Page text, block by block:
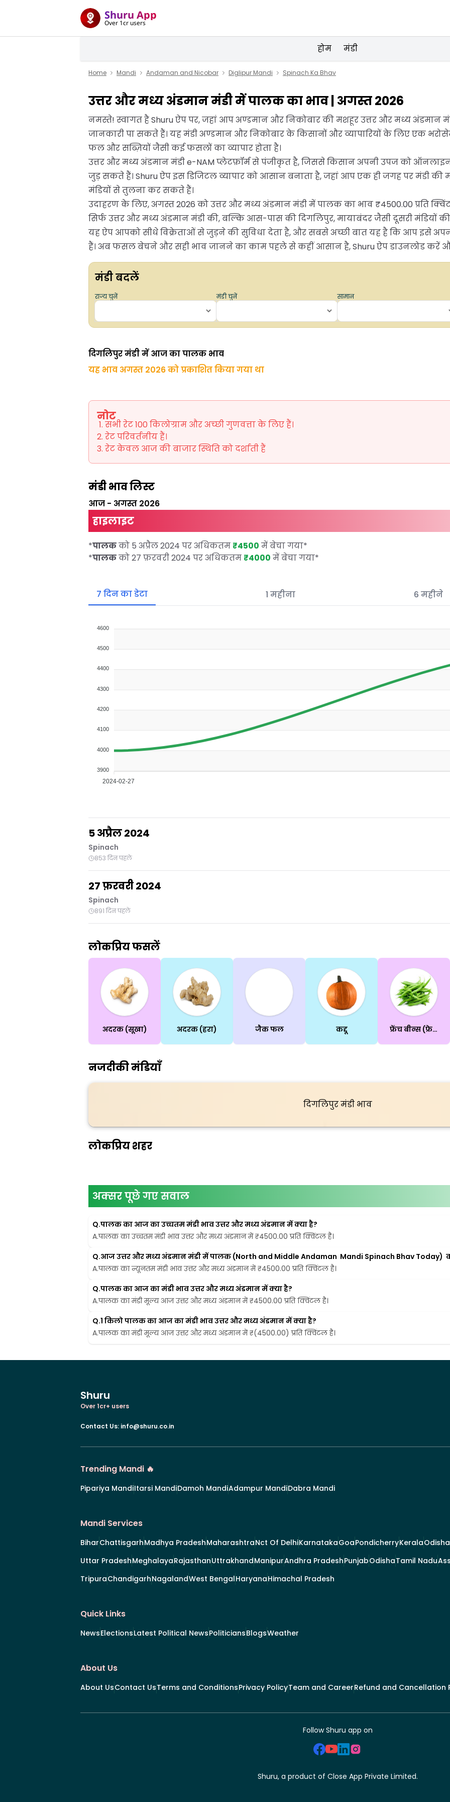
Shuru App
Over 1cr users
होम मंडी
Home Mandi Andaman and Nicobar Diglipur Mandi Spinach Ka Bhav
उत्तर और मध्य अंडमान मंडी में पालक का भाव | अगस्त 2026
नमस्ते! स्वागत है Shuru ऐप पर, जहां आप अण्डमान और निकोबार की मशहूर उत्तर और मध्य अंडमान
जानकारी पा सकते हैं। यह मंडी अण्डमान और निकोबार के किसानों और व्यापारियों के लिए एक
फल और सब्ज़ियों जैसी कई फसलों का व्यापार होता है।
उत्तर और मध्य अंडमान मंडी e-NAM प्लेटफ़ॉर्म से पंजीकृत है, जिससे किसान अपनी उपज को
जुड़ सकते हैं। Shuru ऐप इस डिजिटल व्यापार को आसान बनाता है, जहां आप एक ही जगह पर मंडी की
मंडियों से तुलना कर सकते हैं।
उदाहरण के लिए, अगस्त 2026 को उत्तर और मध्य अंडमान मंडी में पालक का भाव ₹4500.00 प्रति
सिर्फ उत्तर और मध्य अंडमान मंडी की, बल्कि आस-पास की दिगलिपुर, मायाबंदर जैसी दूसरी मंडियों
यह ऐप आपको सीधे विक्रेताओं से जुड़ने की सुविधा देता है, और सबसे अच्छी बात यह है कि आप इसे
हैं। अब फसल बेचने और सही भाव जानने का काम पहले से कहीं आसान है, Shuru ऐप डाउनलोड करें
मंडी बदलें
राज्य चुनें मंडी चुनें सामान
दिगलिपुर मंडी में आज का पालक भाव
यह भाव अगस्त 2026 को प्रकाशित किया गया था
नोट
सभी रेट 100 किलोग्राम और अच्छी गुणवत्ता के लिए हैं।
रेट परिवर्तनीय हैं।
रेट केवल आज की बाजार स्थिति को दर्शाती हैं
मंडी भाव लिस्ट
आज - अगस्त 2026
हाइलाइट
*पालकको 5 अप्रैल 2024 पर अधिकतम ₹4500 में बेचा गया*
*पालकको 27 फ़रवरी 2024 पर अधिकतम ₹4000 में बेचा गया*
7 दिन का डेटा 1 महीना 6 महीने
4600
4500
4400
4300
4200
4100
4000
3900
2024-02-27
5 अप्रैल 2024
Spinach
853 दिन पहले
27 फ़रवरी 2024
Spinach
891 दिन पहले
लोकप्रिय फसलें
अदरक (सूखा) अदरक (हरा) जैक फल कद्दू फ्रेंच बीन्स (फ्रेसबीन)
नजदीकी मंडियाँ
दिगलिपुर मंडी भाव
लोकप्रिय शहर
अक्सर पूछे गए सवाल
Q.पालक का आज का उच्चतम मंडी भाव उत्तर और मध्य अंडमान में क्या है?
A.पालक का उच्चतम मंडी भाव उत्तर और मध्य अंडमान में ₹4500.00 प्रति क्विंटल है।
Q.आज उत्तर और मध्य अंडमान मंडी में पालक (North and Middle Andaman  Mandi Spinach Bhav Today)
A.पालक का न्यूनतम मंडी भाव उत्तर और मध्य अंडमान में ₹4500.00 प्रति क्विंटल है।
Q.पालक का आज का मंडी भाव उत्तर और मध्य अंडमान में क्या है?
A.पालक का मंडी मूल्य आज उत्तर और मध्य अंडमान में ₹4500.00 प्रति क्विंटल है।
Q.1 किलो पालक का आज का मंडी भाव उत्तर और मध्य अंडमान में क्या है?
A.पालक का मंडी मूल्य आज उत्तर और मध्य अंडमान में ₹(4500.00) प्रति क्विंटल है।
Shuru
Over 1cr+ users
Contact Us: info@shuru.co.in
Trending Mandi 🔥
Pipariya MandiItarsi MandiDamoh MandiAdampur MandiDabra Mandi
Mandi Services
BiharChattisgarhMadhya PradeshMaharashtraNct Of DelhiKarnatakaGoaPondicherryKeralaOdisha
Uttar PradeshMeghalayaRajasthanUttrakhandManipurAndhra PradeshPunjabOdishaTamil Nadu
TripuraChandigarhNagalandWest BengalHaryanaHimachal Pradesh
Quick Links
NewsElectionsLatest Political NewsPoliticiansBlogsWeather
About Us
About UsContact UsTerms and ConditionsPrivacy PolicyTeam and CareerRefund and Cancellation
Follow Shuru app on
Shuru, a product of Close App Private Limited.